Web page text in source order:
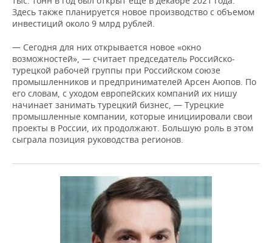
Здесь также планируется новое производство с объемом
инвестиций около 9 млрд рублей.
— Сегодня для них открывается новое «окно
возможностей», — считает председатель Российско-
турецкой рабочей группы при Российском союзе
промышленников и предпринимателей Арсен Аюпов. По
его словам, с уходом европейских компаний их нишу
начинает занимать турецкий бизнес, — Турецкие
промышленные компании, которые инициировали свои
проекты в России, их продолжают. Большую роль в этом
сыграла позиция руководства регионов.